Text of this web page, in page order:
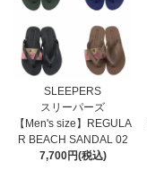
SLEEPERS
スリーパーズ
【Men's size】REGULA
R BEACH SANDAL 02
7,700円(税込)